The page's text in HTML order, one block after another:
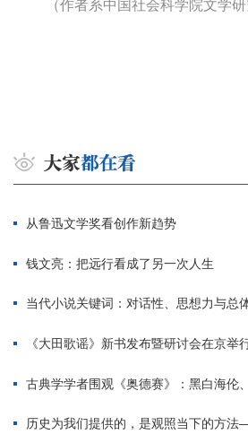
（作者系中国社会科学院文学
从鲁迅文学奖看创作新趋势
钱文亮：把远行看成了另一次人生
当代小说关键词：对话性、思想力与总
《大田歌谣》新书发布暨研讨会在京举
古典学学者围观《奥德赛》：黑白海伦、佩
历史为我们提供的，是观照当下的方法——历